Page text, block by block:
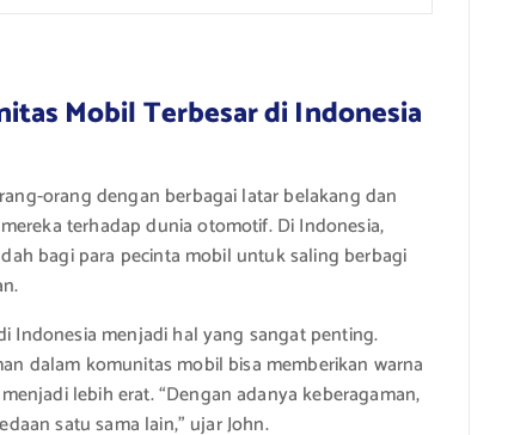
Mobil Terbesar di Indonesia
orang dengan berbagai latar belakang dan
terhadap dunia otomotif. Di Indonesia,
bagi para pecinta mobil untuk saling berbagi
Indonesia menjadi hal yang sangat penting.
dalam komunitas mobil bisa memberikan warna
lebih erat. “Dengan adanya keberagaman,
satu sama lain,” ujar John.